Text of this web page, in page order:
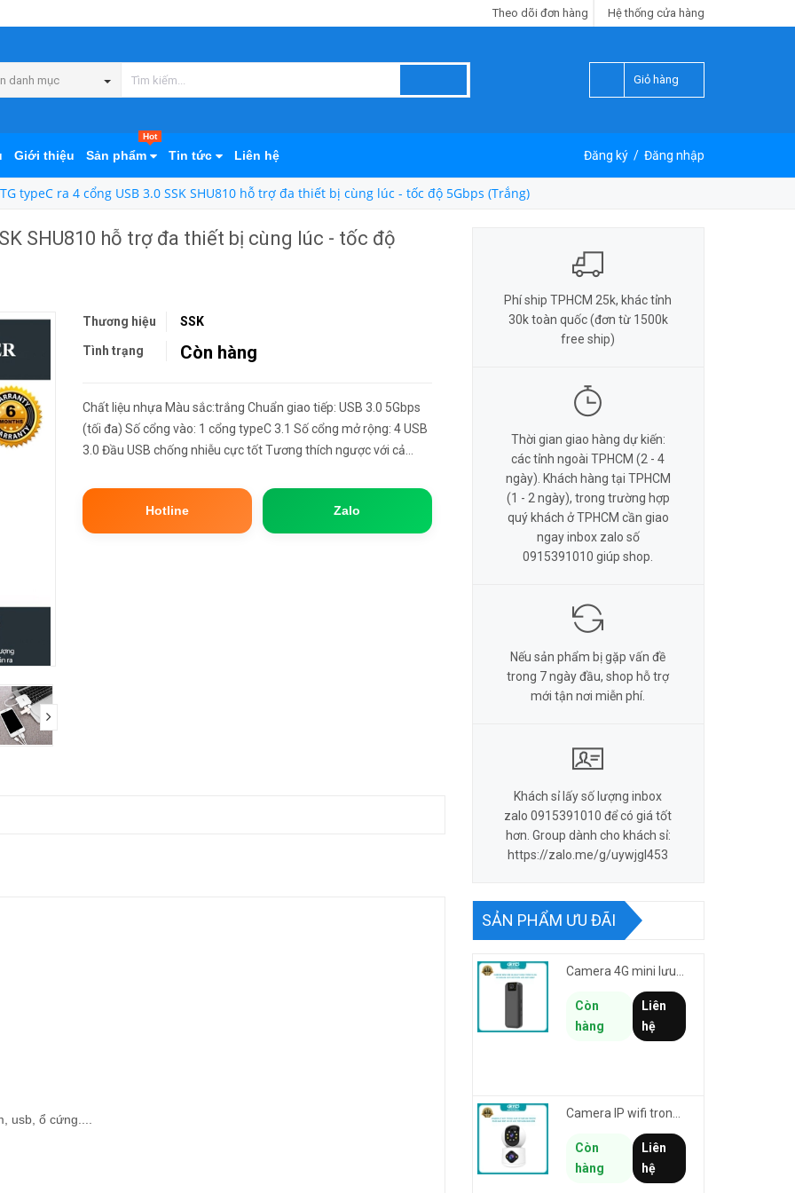
Hệ thống cửa hàng
Theo dõi đơn hàng
danh mục Giỏ hàng
Giới thiệu Sản phẩm
Hot
Tin tức Liên hệ Đăng ký / Đăng nhập
typeC ra 4 cổng USB 3.0 SSK SHU810 hỗ trợ đa thiết bị cùng lúc - tốc độ 5Gbps (Trắng)
SHU810 hỗ trợ đa thiết bị cùng lúc - tốc độ
Thương hiệu SSK
Tình trạng Còn hàng
Chất liệu nhựa Màu sắc:trắng Chuẩn giao tiếp: USB 3.0 5Gbps
(tối đa) Số cổng vào: 1 cổng typeC 3.1 Số cổng mở rộng: 4 USB
3.0 Đầu USB chống nhiễu cực tốt Tương thích ngược với cả
bị cắ...
Hotline
Zalo
usb, ổ cứng....
Phí ship TPHCM 25k, khác tỉnh
30k toàn quốc (đơn từ 1500k
free ship)
Thời gian giao hàng dự kiến:
các tỉnh ngoài TPHCM (2 - 4
ngày). Khách hàng tại TPHCM
(1 - 2 ngày), trong trường hợp
quý khách ở TPHCM cần giao
ngay inbox zalo số
0915391010 giúp shop.
Nếu sản phẩm bị gặp vấn đề
trong 7 ngày đầu, shop hỗ trợ
mới tận nơi miễn phí.
Khách sỉ lấy số lượng inbox
zalo 0915391010 để có giá tốt
hơn. Group dành cho khách sỉ:
https://zalo.me/g/uywjgl453
SẢN PHẨM ƯU ĐÃI
Camera 4G mini lưu hành trình VSTARCAM CB77 phân giải 3MP FullHD 1080P - Action cam quay Vlog
Còn
hàng
Liên
hệ
Còn
hàng
Liên
hệ